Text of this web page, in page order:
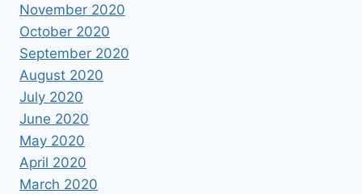
November 2020
October 2020
September 2020
August 2020
July 2020
June 2020
May 2020
April 2020
March 2020